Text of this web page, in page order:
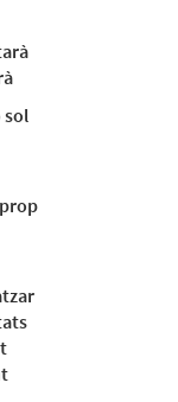
sol